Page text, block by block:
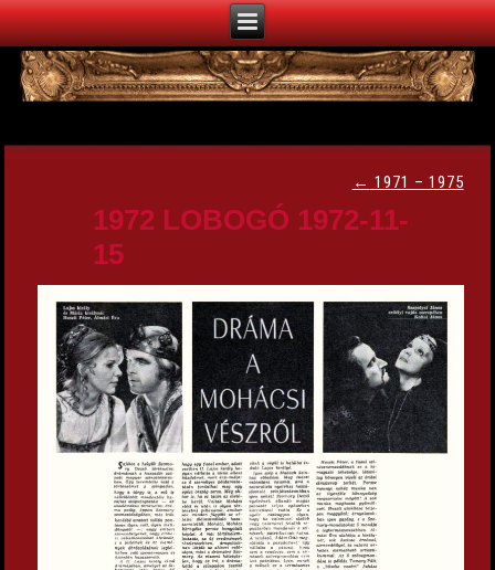
← 1971 – 1975
1972 LOBOGÓ 1972-11-
15